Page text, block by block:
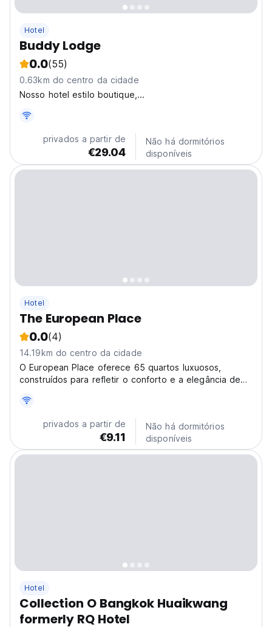
Hotel
Buddy Lodge
0.0(55)
0.63km do centro da cidade
Nosso hotel estilo boutique,...
privados a partir de
€29.04
Não há dormitórios
disponíveis
Hotel
The European Place
0.0(4)
14.19km do centro da cidade
O European Place oferece 65 quartos luxuosos,
construídos para refletir o conforto e a elegância de
privados a partir de
€9.11
Não há dormitórios
disponíveis
Hotel
Collection O Bangkok Huaikwang
formerly RQ Hotel